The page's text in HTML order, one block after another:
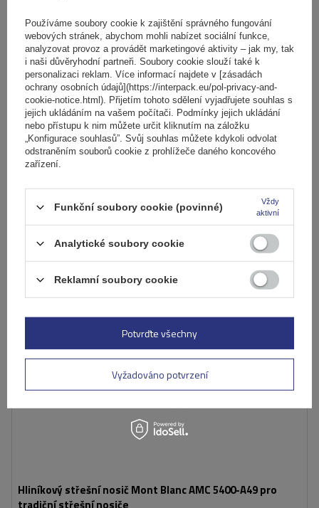
Ocelový střešní nosič Mont Blanc AMC 5400 pro tradiční
střešní nosiče
4 106,00 Kčs DPH
Produkt dostupný ve velkém množství
do
košíku
Hliníkový střešní nosič Mont Blanc AMC 5400-A49 pro
Používáme soubory cookie k zajištění správného fungování
webových stránek, abychom mohli nabízet sociální funkce,
analyzovat provoz a provádět marketingové aktivity – jak my, tak
i naši důvěryhodní partneři. Soubory cookie slouží také k
personalizaci reklam. Více informací najdete v [zásadách
ochrany osobních údajů](https://interpack.eu/pol-privacy-and-
cookie-notice.html). Přijetím tohoto sdělení vyjadřujete souhlas s
jejich ukládáním na vašem počítači. Podmínky jejich ukládání
nebo přístupu k nim můžete určit kliknutím na záložku
„Konfigurace souhlasů”. Svůj souhlas můžete kdykoli odvolat
odstraněním souborů cookie z prohlížeče daného koncového
zařízení.
Funkční soubory cookie (povinné)
Vždy
aktivní
Analytické soubory cookie
Reklamní soubory cookie
Vyžadováno potvrzení
Potvrďte všechny